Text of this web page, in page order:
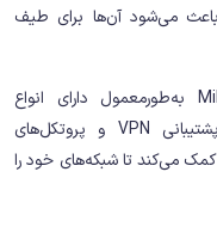
باعث می‌شود آن‌ها برای طیف
ویژگی‌های امنیتی: دستگاه‌های MikroTik به‌طورمعمول دارای انواع
ویژگی‌های امنیتی ازجمله فایروال‌ها، پشتیبانی VPN و پروتکل‌های
کمک می‌کند تا شبکه‌های خود را